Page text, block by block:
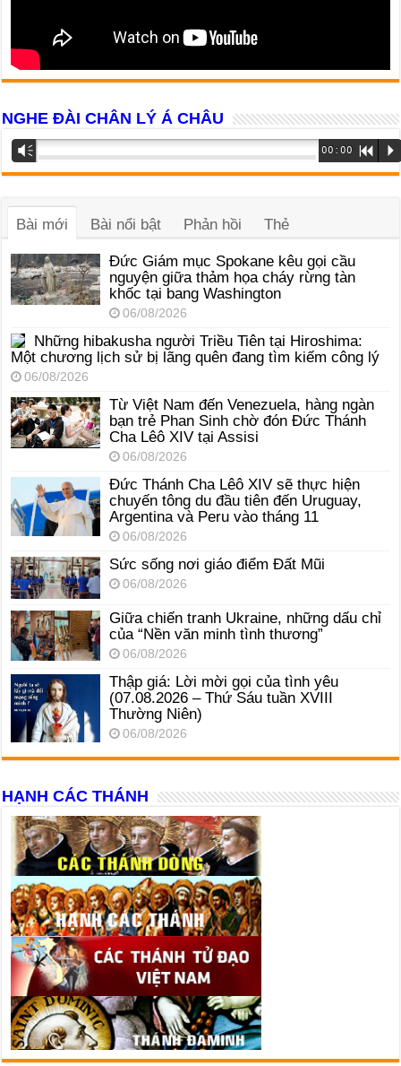
NGHE ĐÀI CHÂN LÝ Á CHÂU
Trình
phát
Vm 00:00 R P
Bài mới Bài nổi bật Phản hồi Thẻ
Đức Giám mục Spokane kêu gọi cầu
nguyện giữa thảm họa cháy rừng tàn
khốc tại bang Washington
06/08/2026
Những hibakusha người Triều Tiên tại Hiroshima:
Một chương lịch sử bị lãng quên đang tìm kiếm công lý
06/08/2026
Từ Việt Nam đến Venezuela, hàng ngàn
bạn trẻ Phan Sinh chờ đón Đức Thánh
Cha Lêô XIV tại Assisi
06/08/2026
Đức Thánh Cha Lêô XIV sẽ thực hiện
chuyến tông du đầu tiên đến Uruguay,
Argentina và Peru vào tháng 11
06/08/2026
Sức sống nơi giáo điểm Đất Mũi
06/08/2026
Giữa chiến tranh Ukraine, những dấu chỉ
của “Nền văn minh tình thương”
06/08/2026
Thập giá: Lời mời gọi của tình yêu
(07.08.2026 – Thứ Sáu tuần XVIII
Thường Niên)
06/08/2026
HẠNH CÁC THÁNH